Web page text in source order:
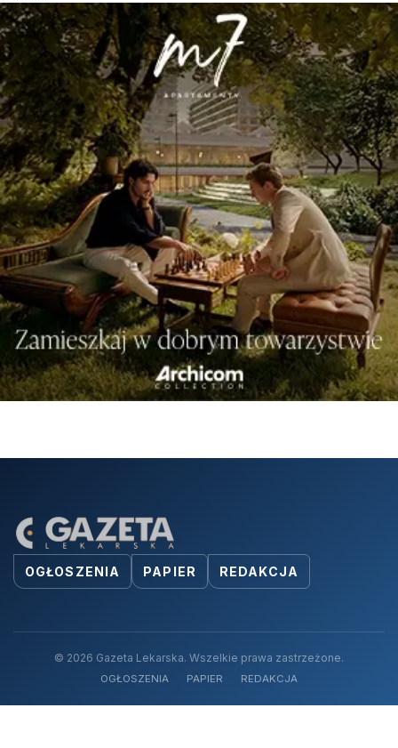
OGŁOSZENIA PAPIER REDAKCJA
© 2026 Gazeta Lekarska. Wszelkie prawa zastrzeżone.
OGŁOSZENIA PAPIER REDAKCJA